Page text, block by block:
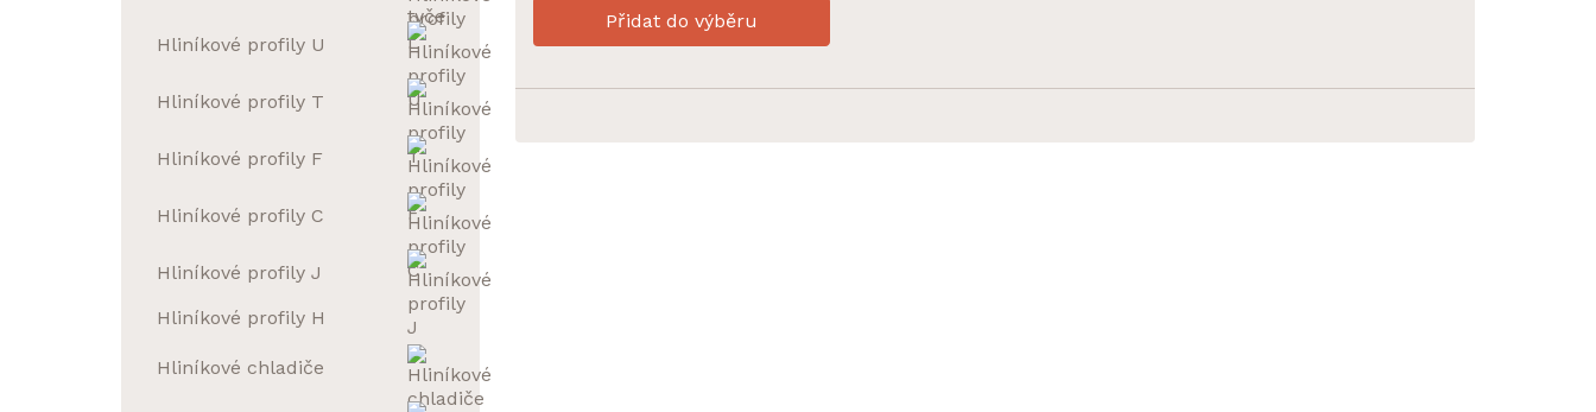
Hliníkové profily U
Hliníkové profily T
Hliníkové profily F
Hliníkové profily C
Hliníkové profily J
Hliníkové profily H
Hliníkové chladiče
Přidat do výběru